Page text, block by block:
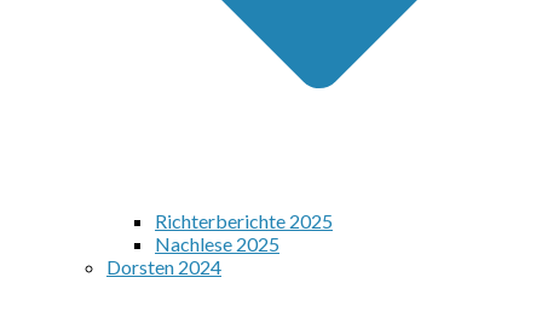
Richterberichte 2025
Nachlese 2025
Dorsten 2024